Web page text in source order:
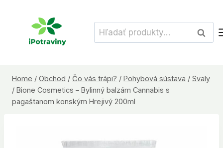
Hľadať:
Home / Obchod / Čo vás trápi? / Pohybová sústava / Svaly
/ Bione Cosmetics – Bylinný balzám Cannabis s
pagaštanom konským Hrejivý 200ml